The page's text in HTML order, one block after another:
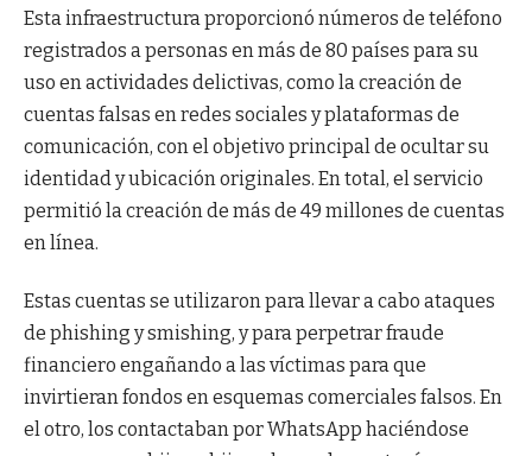
Esta infraestructura proporcionó números de teléfono
registrados a personas en más de 80 países para su
uso en actividades delictivas, como la creación de
cuentas falsas en redes sociales y plataformas de
comunicación, con el objetivo principal de ocultar su
identidad y ubicación originales. En total, el servicio
permitió la creación de más de 49 millones de cuentas
en línea.
Estas cuentas se utilizaron para llevar a cabo ataques
de phishing y smishing, y para perpetrar fraude
financiero engañando a las víctimas para que
invirtieran fondos en esquemas comerciales falsos. En
el otro, los contactaban por WhatsApp haciéndose